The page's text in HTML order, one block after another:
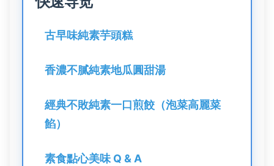
古早味純素芋頭糕
香濃不膩純素地瓜圓甜湯
經典不敗純素一口煎餃（泡菜高麗菜
餡）
素食點心美味 Q & A